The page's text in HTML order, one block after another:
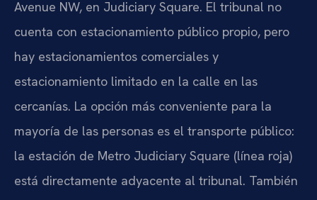
Avenue NW, en Judiciary Square. El tribunal no
cuenta con estacionamiento público propio, pero
hay estacionamientos comerciales y
estacionamiento limitado en la calle en las
cercanías. La opción más conveniente para la
mayoría de las personas es el transporte público:
la estación de Metro Judiciary Square (línea roja)
está directamente adyacente al tribunal. También